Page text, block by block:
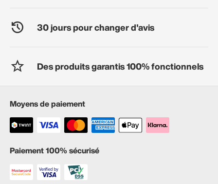
30 jours pour changer d'avis
Des produits garantis 100% fonctionnels
Moyens de paiement
Paiement 100% sécurisé